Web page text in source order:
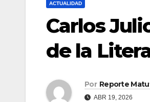
ACTUALIDAD
Carlos
de la
Por Reporte
ABR 19, 2026